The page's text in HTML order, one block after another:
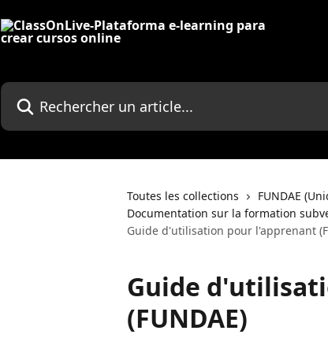
Rechercher un article...
Toutes les collections
FUNDAE
Documentation sur la formation
Guide d'utilisation pour l'apprenant
Guide
(FUNDAE)